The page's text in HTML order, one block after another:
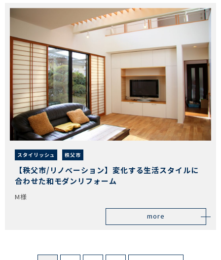
スタイリッシュ 秩父市
【秩父市/リノベーション】変化する生活スタイルに
合わせた和モダンリフォーム
M様
more